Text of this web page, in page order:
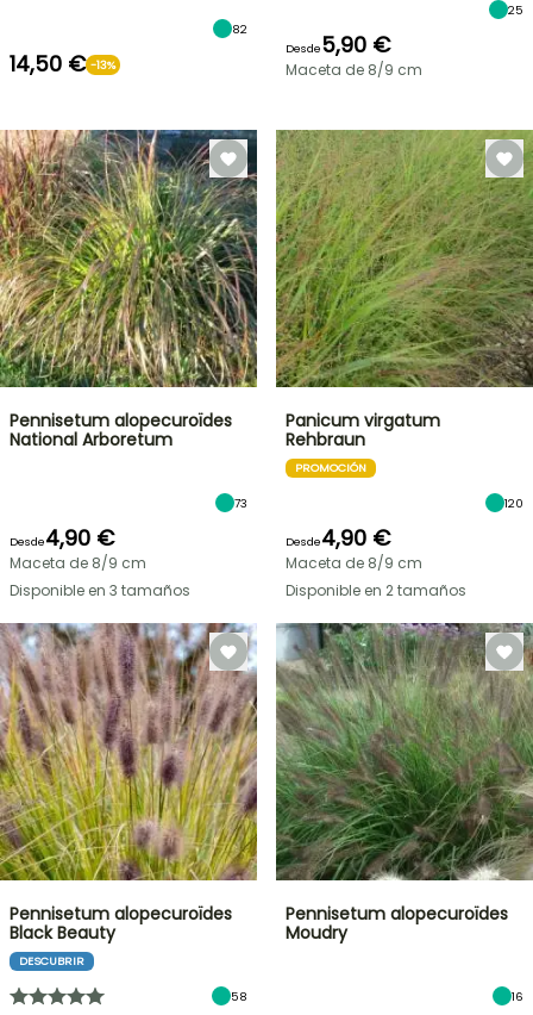
82
14,50 € -13%
25
Desde5,90 €
Maceta de 8/9 cm
Pennisetum alopecuroïdes
National Arboretum
73
Desde4,90 €
Maceta de 8/9 cm
Disponible en 3 tamaños
Panicum virgatum
Rehbraun
PROMOCIÓN
120
Desde4,90 €
Maceta de 8/9 cm
Disponible en 2 tamaños
Pennisetum alopecuroïdes
Black Beauty
DESCUBRIR
58
Pennisetum alopecuroïdes
Moudry
16